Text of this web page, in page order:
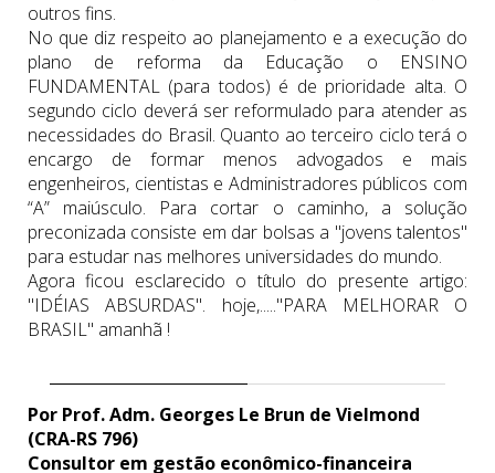
outros fins.
No que diz respeito ao planejamento e a execução do
plano de reforma da Educação o ENSINO
FUNDAMENTAL (para todos) é de prioridade alta. O
segundo ciclo deverá ser reformulado para atender as
necessidades do Brasil. Quanto ao terceiro ciclo terá o
encargo de formar menos advogados e mais
engenheiros, cientistas e Administradores públicos com
“A” maiúsculo. Para cortar o caminho, a solução
preconizada consiste em dar bolsas a "jovens talentos"
para estudar nas melhores universidades do mundo.
Agora ficou esclarecido o título do presente artigo:
"IDÉIAS ABSURDAS". hoje,....."PARA MELHORAR O
BRASIL" amanhã !
Por Prof. Adm. Georges Le Brun de Vielmond
(CRA-RS 796)
Consultor em gestão econômico-financeira